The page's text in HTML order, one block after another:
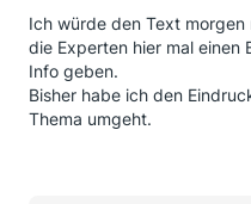
Ich würde den Text
die Experten hier mal einen
Info geben.
Bisher habe ich den
Thema umgeht.